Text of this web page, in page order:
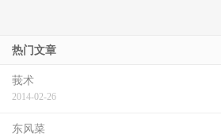
热门文章
莪术
2014-02-26
东风菜